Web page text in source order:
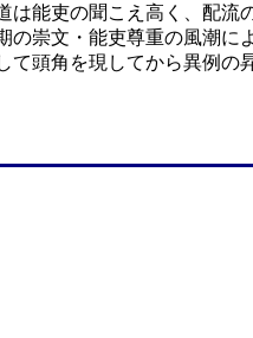
能吏の聞こえ高く、配流
の崇文・能吏尊重の風潮に
頭角を現してから異例の